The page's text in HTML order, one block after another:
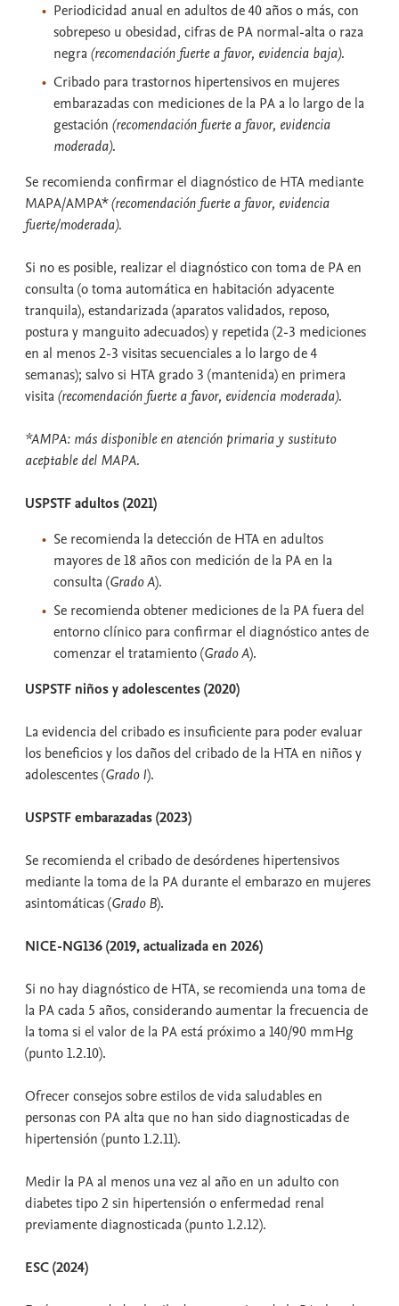
Periodicidad anual en adultos de 40 años o más, con
sobrepeso u obesidad, cifras de PA normal-alta o raza
negra(recomendación fuerte a favor, evidencia baja).
Cribado para trastornos hipertensivos en mujeres
embarazadas con mediciones de la PA a lo largo de la
gestación (recomendación fuerte a favor, evidencia
moderada).
Se recomienda confirmar el diagnóstico de HTA mediante
MAPA/AMPA*(recomendación fuerte a favor, evidencia
fuerte/moderada).
Si no es posible, realizar el diagnóstico con toma de PA en
consulta (o toma automática en habitación adyacente
tranquila), estandarizada (aparatos validados, reposo,
postura y manguito adecuados) y repetida (2-3 mediciones
en al menos 2-3 visitas secuenciales a lo largo de 4
semanas); salvo si HTA grado 3 (mantenida) en primera
visita(recomendación fuerte a favor, evidencia moderada).
*AMPA: más disponible en atención primaria y sustituto
aceptable del MAPA.
USPSTF adultos (2021)
Se recomienda la detección de HTA en adultos
mayores de 18 años con medición de la PA en la
consulta (Grado A).
Se recomienda obtener mediciones de la PA fuera del
entorno clínico para confirmar el diagnóstico antes de
comenzar el tratamiento (Grado A).
USPSTF niños y adolescentes (2020)
La evidencia del cribado es insuficiente para poder evaluar
los beneficios y los daños del cribado de la HTA en niños y
adolescentes (Grado I).
USPSTF embarazadas (2023)
Se recomienda el cribado de desórdenes hipertensivos
mediante la toma de la PA durante el embarazo en mujeres
asintomáticas (Grado B).
NICE-NG136 (2019, actualizada en 2026)
Si no hay diagnóstico de HTA, se recomienda una toma de
la PA cada 5 años, considerando aumentar la frecuencia de
la toma si el valor de la PA está próximo a 140/90 mmHg
(punto 1.2.10).
Ofrecer consejos sobre estilos de vida saludables en
personas con PA alta que no han sido diagnosticadas de
hipertensión (punto 1.2.11).
Medir la PA al menos una vez al año en un adulto con
diabetes tipo 2 sin hipertensión o enfermedad renal
previamente diagnosticada (punto 1.2.12).
ESC (2024)